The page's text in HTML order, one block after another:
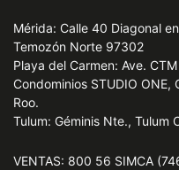
Mérida: Calle 40 Diagonal
Temozón Norte 97302
Playa del Carmen: Ave.
Condominios STUDIO ONE,
Roo.
Tulum: Géminis Nte., Tulum
VENTAS: 800 56 SIMCA